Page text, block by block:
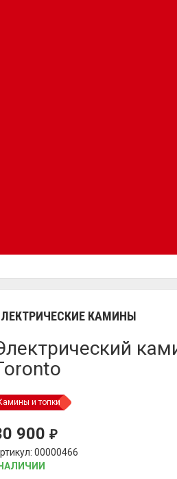
КАМИНЫ
и топки
900₽
00000466